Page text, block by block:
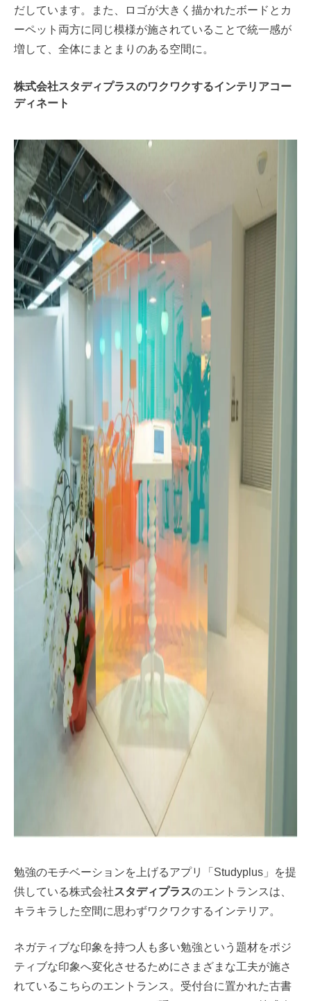
だしています。また、ロゴが大きく描かれたボードとカ
ーペット両方に同じ模様が施されていることで統一感が
増して、全体にまとまりのある空間に。
株式会社スタディプラスのワクワクするインテリアコー
ディネート
勉強のモチベーションを上げるアプリ「Studyplus」を提
供している株式会社スタディプラスのエントランスは、
キラキラした空間に思わずワクワクするインテリア。
ネガティブな印象を持つ人も多い勉強という題材をポジ
ティブな印象へ変化させるためにさまざまな工夫が施さ
れているこちらのエントランス。受付台に置かれた古書